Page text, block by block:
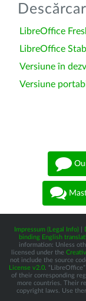
LibreOffice
LibreOffice
Versiune în
Versiune
Impressum (Legal Info)
binding English
information: Unless
licensed under the
not include the source
License v2.0 .
of their corresponding
more countries. Their
copyright laws. Use